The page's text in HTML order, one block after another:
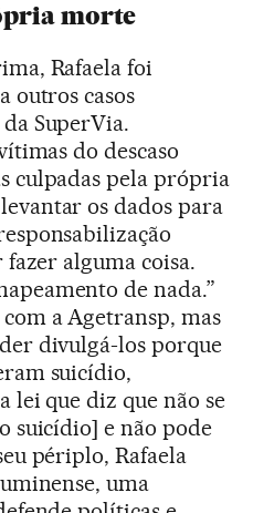
morte
Rafaela foi
outros casos
SuperVia.
do descaso
culpadas pela própria
os dados para
alguma coisa.
de nada.”
a Agetransp, mas
divulgá-los porque
suicídio,
lei que diz que não se
suicídio] e não pode
périplo, Rafaela
uma